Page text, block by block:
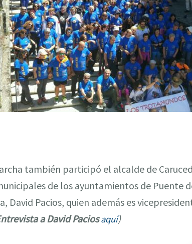
también participó el alcalde de
de los ayuntamientos de Puente
David Pacios, quien además es
a David Pacios aquí)